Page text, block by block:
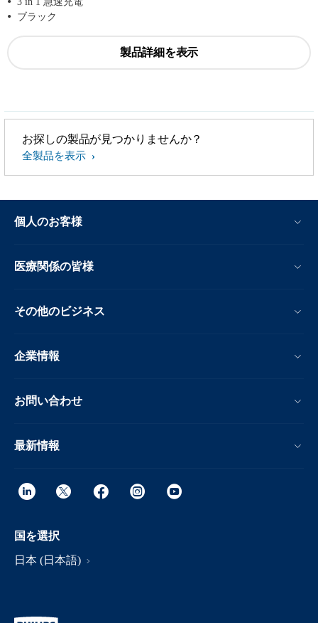
ブラック
製品詳細を表示
お探しの製品が見つかりませんか？
全製品を表示
個人のお客様
医療関係の皆様
その他のビジネス
企業情報
お問い合わせ
最新情報
国を選択
日本 (日本語)